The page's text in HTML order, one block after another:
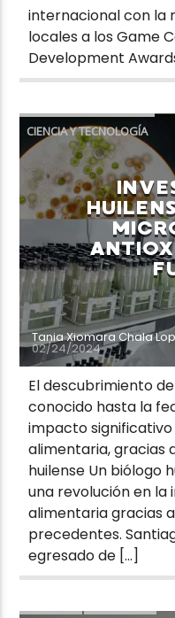
internacional con la
locales a los Game
Development
CIENCIA Y TECNOLOGÍA
Tania Xiomara Chala
02/24/2024
El descubrimiento
conocido hasta la
impacto significativo
alimentaria, gracias
huilense Un biólogo
una revolución en
alimentaria gracias
precedentes.
egresado de […]